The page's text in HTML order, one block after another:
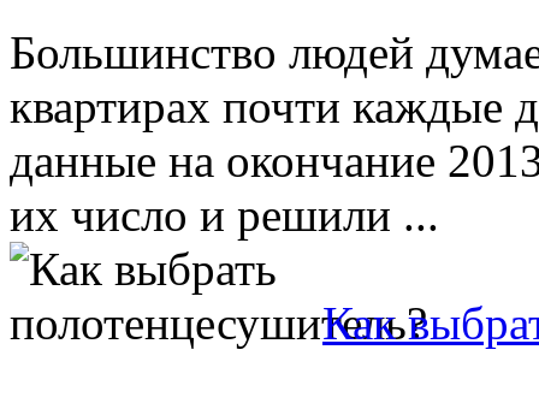
Большинство людей
квартирах почти каждые
данные на окончание
их число и решили ...
Как